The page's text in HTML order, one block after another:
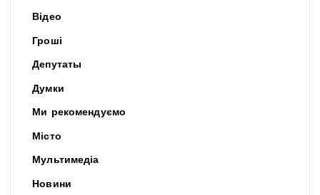
Відео
Гроші
Депутаты
Думки
Ми рекомендуємо
Місто
Мультимедіа
Новини